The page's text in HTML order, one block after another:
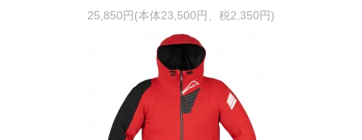
25,850円(本体23,500円、税2,350円)